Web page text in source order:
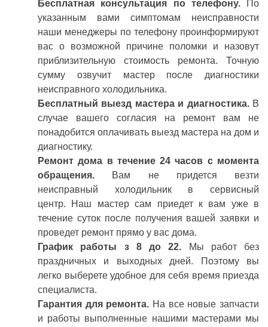
Бесплатная консультация по телефону.
По
указанным вами симптомам неисправности
наши менеджеры по телефону проинформируют
вас о возможной причине поломки и назовут
приблизительную стоимость ремонта. Точную
сумму озвучит мастер после диагностики
неисправного холодильника.
Бесплатный выезд мастера и диагностика. В
случае вашего согласия на ремонт вам не
понадобится оплачивать выезд мастера на дом и
диагностику.
Ремонт дома в течение 24 часов с момента
обращения.
Вам не придется везти
неисправный холодильник в сервисный
центр. Наш мастер сам приедет к вам уже в
течение суток после получения вашей заявки и
проведет ремонт прямо у вас дома.
График работы з 8 до 22. Мы работ без
праздничных и выходных дней. Поэтому вы
легко выберете удобное для себя время приезда
специалиста.
Гарантия для ремонта. На все новые запчасти
и работы выполненные нашими мастерами мы